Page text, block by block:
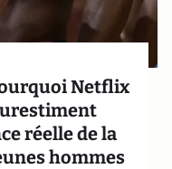
Netflix
réelle de la
hommes